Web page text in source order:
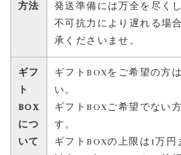
方法
発送準備には万全を尽く
不可抗力により遅れる場
承くださいませ。
ギフ
ト
BOX
につ
いて
ギフトBOXをご希望の方
い。
ギフトBOXご希望でない
す。
ギフトBOXの上限は1万円